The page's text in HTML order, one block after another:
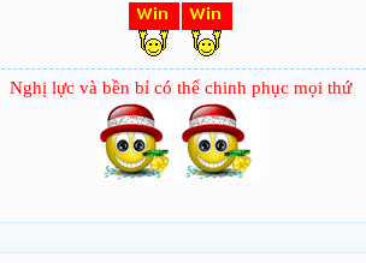
Nghị lực và bền bỉ có thể chinh phục mọi thứ